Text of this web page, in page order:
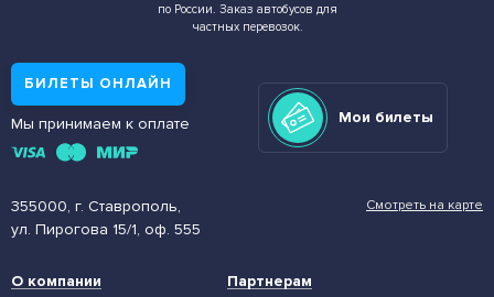
по России. Заказ автобусов для
частных перевозок.
355000, г. Ставрополь,
ул. Пирогова 15/1, оф. 555
Смотреть на карте
БИЛЕТЫ ОНЛАЙН
Мы принимаем к оплате Мои билеты
О компании
Партнерам